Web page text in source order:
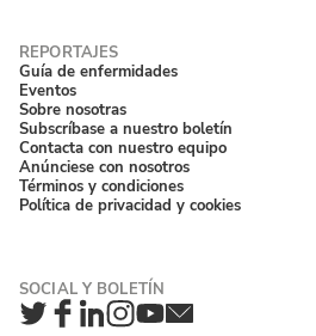
Guía de enfermidades
Eventos
Sobre nosotras
Subscríbase a nuestro boletín
Contacta con nuestro equipo
Anúnciese con nosotros
Términos y condiciones
Política de privacidad y cookies